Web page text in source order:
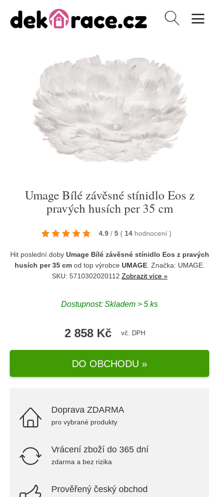
Vyhledávání
Umage Bílé závěsné stínidlo Eos z
pravých husích per 35 cm
4.9 / 5 ( 14 hodnocení )
Hit poslední doby Umage Bílé závěsné stínidlo Eos z pravých
husích per 35 cmod top výrobce UMAGE. Značka: UMAGE.
SKU: 5710302020112 Zobrazit více »
Dostupnost: Skladem > 5 ks
2 858 Kč vč. DPH
DO OBCHODU »
Doprava ZDARMA
pro vybrané produkty
Vrácení zboží do 365 dní
zdarma a bez rizika
Prověřený český obchod